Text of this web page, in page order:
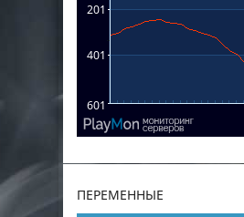
ПЕРЕМЕННЫЕ